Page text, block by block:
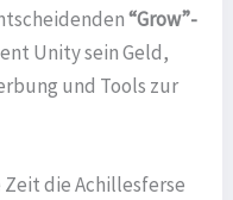
“Grow”-
Unity sein Geld,
und Tools zur
Zeit die Achillesferse